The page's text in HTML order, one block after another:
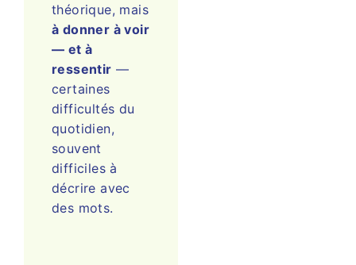
théorique, mais
à donner à voir
— et à
ressentir —
certaines
difficultés du
quotidien,
souvent
difficiles à
décrire avec
des mots.